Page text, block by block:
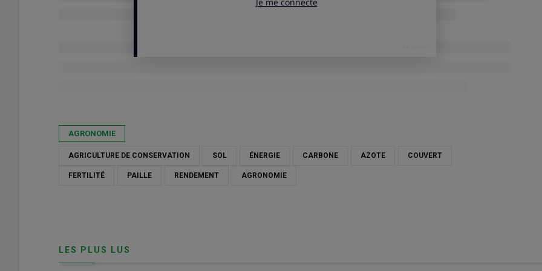
AGRONOMIE
AGRICULTURE DE CONSERVATION SOL ÉNERGIE CARBONE AZOTE COUVERT
FERTILITÉ PAILLE RENDEMENT AGRONOMIE
LES PLUS LUS